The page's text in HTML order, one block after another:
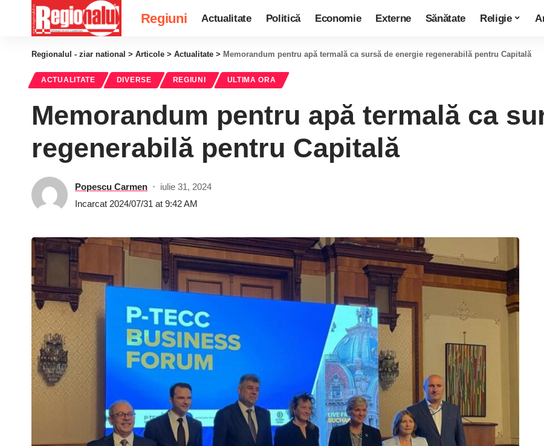
Regiuni Actualitate Politică Economie Externe Sănătate Religie
Regionalul - ziar national > Articole > Actualitate > Memorandum pentru apă termală ca sursă de energie regenerabilă pentru Capitală
ACTUALITATE DIVERSE REGIUNI ULTIMA ORA
Memorandum pentru apă termală ca
regenerabilă pentru Capitală
Popescu Carmen
iulie 31, 2024
Incarcat 2024/07/31 at 9:42 AM